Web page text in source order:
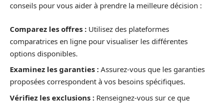
conseils pour vous aider à prendre la meilleure décision :
Comparez les offres : Utilisez des plateformes
comparatrices en ligne pour visualiser les différentes
options disponibles.
Examinez les garanties : Assurez-vous que les garanties
proposées correspondent à vos besoins spécifiques.
Vérifiez les exclusions : Renseignez-vous sur ce que